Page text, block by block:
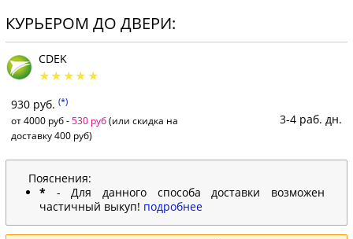
КУРЬЕРОМ ДО ДВЕРИ:
CDEK
930 руб. (*)
от 4000 руб - 530 руб(или скидка на
доставку 400 руб)
3-4 раб. дн.
Пояснения:
* - Для данного способа доставки возможен
частичный выкуп! подробнее